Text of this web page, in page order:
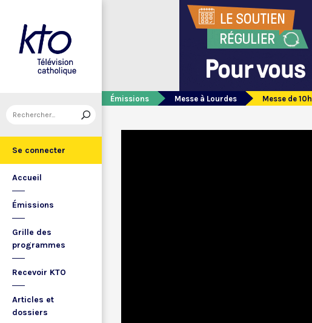
Se connecter
Accueil
Émissions
Grille des
programmes
Recevoir KTO
Articles et
dossiers
Émissions Messe à Lourdes Messe de